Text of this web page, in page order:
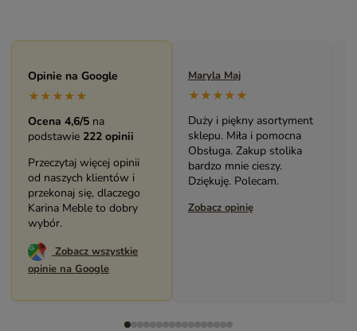
Opinie na Google
★★★★★
Ocena 4,6/5 na
podstawie 222 opinii
Przeczytaj więcej opinii
od naszych klientów i
przekonaj się, dlaczego
Karina Meble to dobry
wybór.
Zobacz wszystkie
opinie na Google
Maryla Maj
★★★★★
Duży i piękny asortyment
sklepu. Miła i pomocna
bardzo mnie cieszy.
Dziękuję. Polecam.
Zobacz opinię
Monika Andrzejewska
★★★★★
Bardzo solidny, piękny
mebel (biblioteczka).
Świetny kontakt z
pracownikami sklepu.
Polecam serdecznie.
Zobacz opinię